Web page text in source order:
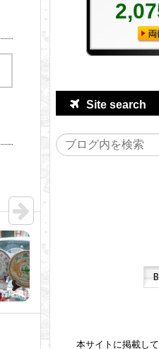
Site search
本サイトに掲載し